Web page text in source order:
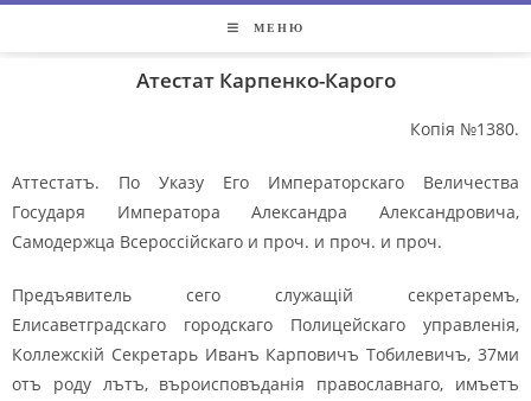
МЕНЮ
Атестат Карпенко-Карого
Копія №1380.
Аттестатъ. По Указу Его Императорскаго Величества
Государя Императора Александра Александровича,
Самодержца Всероссійскаго и проч. и проч. и проч.
Предъявитель сего служащій секретаремъ,
Елисаветградскаго городскаго Полицейскаго управленія,
Коллежскій Секретарь Иванъ Карповичъ Тобилевичъ, 37ми
отъ роду лътъ, въроисповъданія православнаго, имъетъ